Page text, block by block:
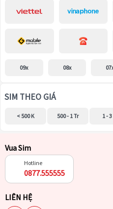
09x 08x
SIM THEO GIÁ
< 500 K 500 - 1 Tr 1 -
Vua Sim
Hotline
0877.555555
LIÊN HỆ